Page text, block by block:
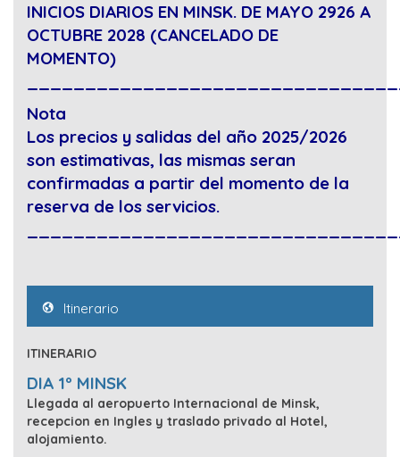
INICIOS DIARIOS EN MINSK. DE MAYO 2926 A
OCTUBRE 2028 (CANCELADO DE
MOMENTO)
Nota
Los precios y salidas del año 2025/2026
son estimativas, las mismas seran
confirmadas a partir del momento de la
reserva de los servicios.
Itinerario
ITINERARIO
DIA 1º MINSK
Llegada al aeropuerto Internacional de Minsk,
recepcion en Ingles y traslado privado al Hotel,
alojamiento.